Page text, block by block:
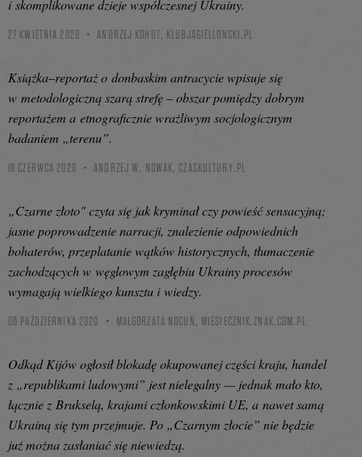
i skomplikowane dzieje współczesnej Ukrainy.
27 KWIETNIA 2020 ANDRZEJ KOHUT, KLUBJAGIELLONSKI.PL
Książka–reportaż o donbaskim antracycie wpisuje się
w metodologiczną szarą strefę – obszar pomiędzy dobrym
reportażem a etnograficznie wrażliwym socjologicznym
badaniem „terenu”.
16 CZERWCA 2020 ANDRZEJ W. NOWAK, CZASKULTURY.PL
„Czarne złoto" czyta się jak kryminał czy powieść sensacyjną;
jasne poprowadzenie narracji, znalezienie odpowiednich
bohaterów, przeplatanie wątków historycznych, tłumaczenie
zachodzących w węglowym zagłębiu Ukrainy procesów
wymagają wielkiego kunsztu i wiedzy.
06 PAŹDZIERNIKA 2020 MAŁGORZATA NOCUŃ, MIESIECZNIK.ZNAK.COM.PL
Odkąd Kijów ogłosił blokadę okupowanej części kraju, handel
z „republikami ludowymi” jest nielegalny — jednak mało kto,
łącznie z Brukselą, krajami członkowskimi UE, a nawet samą
Ukrainą się tym przejmuje. Po „Czarnym złocie” nie będzie
już można zasłaniać się niewiedzą.